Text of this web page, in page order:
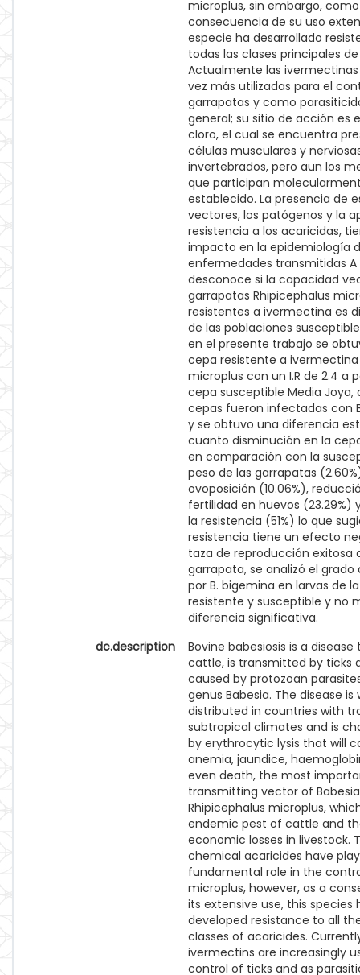
microplus, sin embargo, como
consecuencia de su uso
especie ha desarrollado
todas las clases principales
Actualmente las
vez más utilizadas para el
garrapatas y como
general; su sitio de acción es
cloro, el cual se encuentra
células musculares y
invertebrados, pero aun los
que participan
establecido. La presencia de
vectores, los patógenos y la
resistencia a los acaricidas,
impacto en la epidemiología
enfermedades transmitidas
desconoce si la capacidad
garrapatas Rhipicephalus
resistentes a ivermectina es
de las poblaciones
en el presente trabajo se
cepa resistente a ivermectina
microplus con un I.R de 2.4 a
cepa susceptible Media Joya,
cepas fueron infectadas con
y se obtuvo una diferencia
cuanto disminución en la
en comparación con la
peso de las garrapatas
ovoposición (10.06%),
fertilidad en huevos (23.29%)
la resistencia (51%) lo que
resistencia tiene un efecto
taza de reproducción exitosa
garrapata, se analizó el
por B. bigemina en larvas de
resistente y susceptible y no
diferencia significativa.
dc.description
Bovine babesiosis is a
cattle, is transmitted by ticks
caused by protozoan
genus Babesia. The disease is
distributed in countries with
subtropical climates and is
by erythrocytic lysis that will
anemia, jaundice,
even death, the most
transmitting vector of
Rhipicephalus microplus,
endemic pest of cattle and
economic losses in livestock.
chemical acaricides have
fundamental role in the
microplus, however, as a
its extensive use, this species
developed resistance to all
classes of acaricides.
ivermectins are increasingly
control of ticks and as